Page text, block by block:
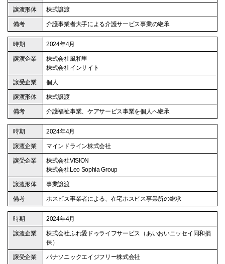
株式譲渡
介護事業者大手による介護サービス事業の継承
2024年4月
株式会社風和里
株式会社インサイト
個人
株式譲渡
介護福祉事業、ケアサービス事業を個人へ継承
2024年4月
マインドライン株式会社
株式会社VISION
株式会社Leo Sophia Group
事業譲渡
ホスピス事業者による、在宅ホスピス事業所の継承
2024年4月
株式会社ふれ愛ドゥライフサービス（あいおいニッセイ同和損
保）
パナソニックエイジフリー株式会社